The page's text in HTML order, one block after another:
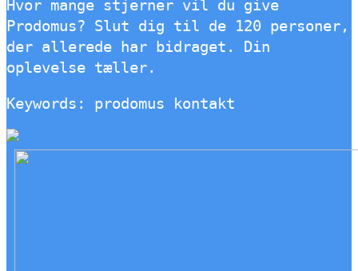
Hvor mange stjerner vil du give
Prodomus? Slut dig til de 120 personer,
der allerede har bidraget. Din
oplevelse tæller.
Keywords: prodomus kontakt